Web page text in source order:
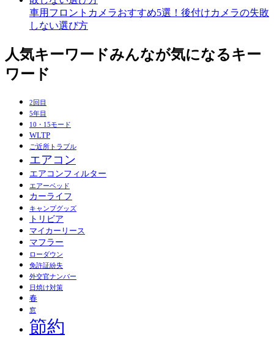
車用フロントカメラおすすめ5選！後付けカメラの失敗
しない選び方
人気キーワードみんなが気になるキー
ワード
2回目
5年目
10・15モード
WLTP
ご近所トラブル
エアコン
エアコンフィルター
エアーベッド
カーライフ
キャンプグッズ
トリビア
マイカーリース
マフラー
ローダウン
免許証紛失
外交官ナンバー
日焼け対策
春
窓
節約